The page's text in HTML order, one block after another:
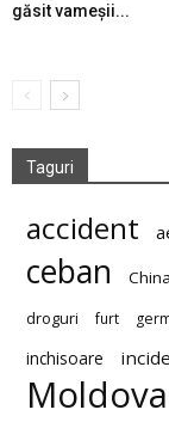
găsit vameșii...
Taguri
accident
ceban China
droguri furt
inchisoare
Moldova